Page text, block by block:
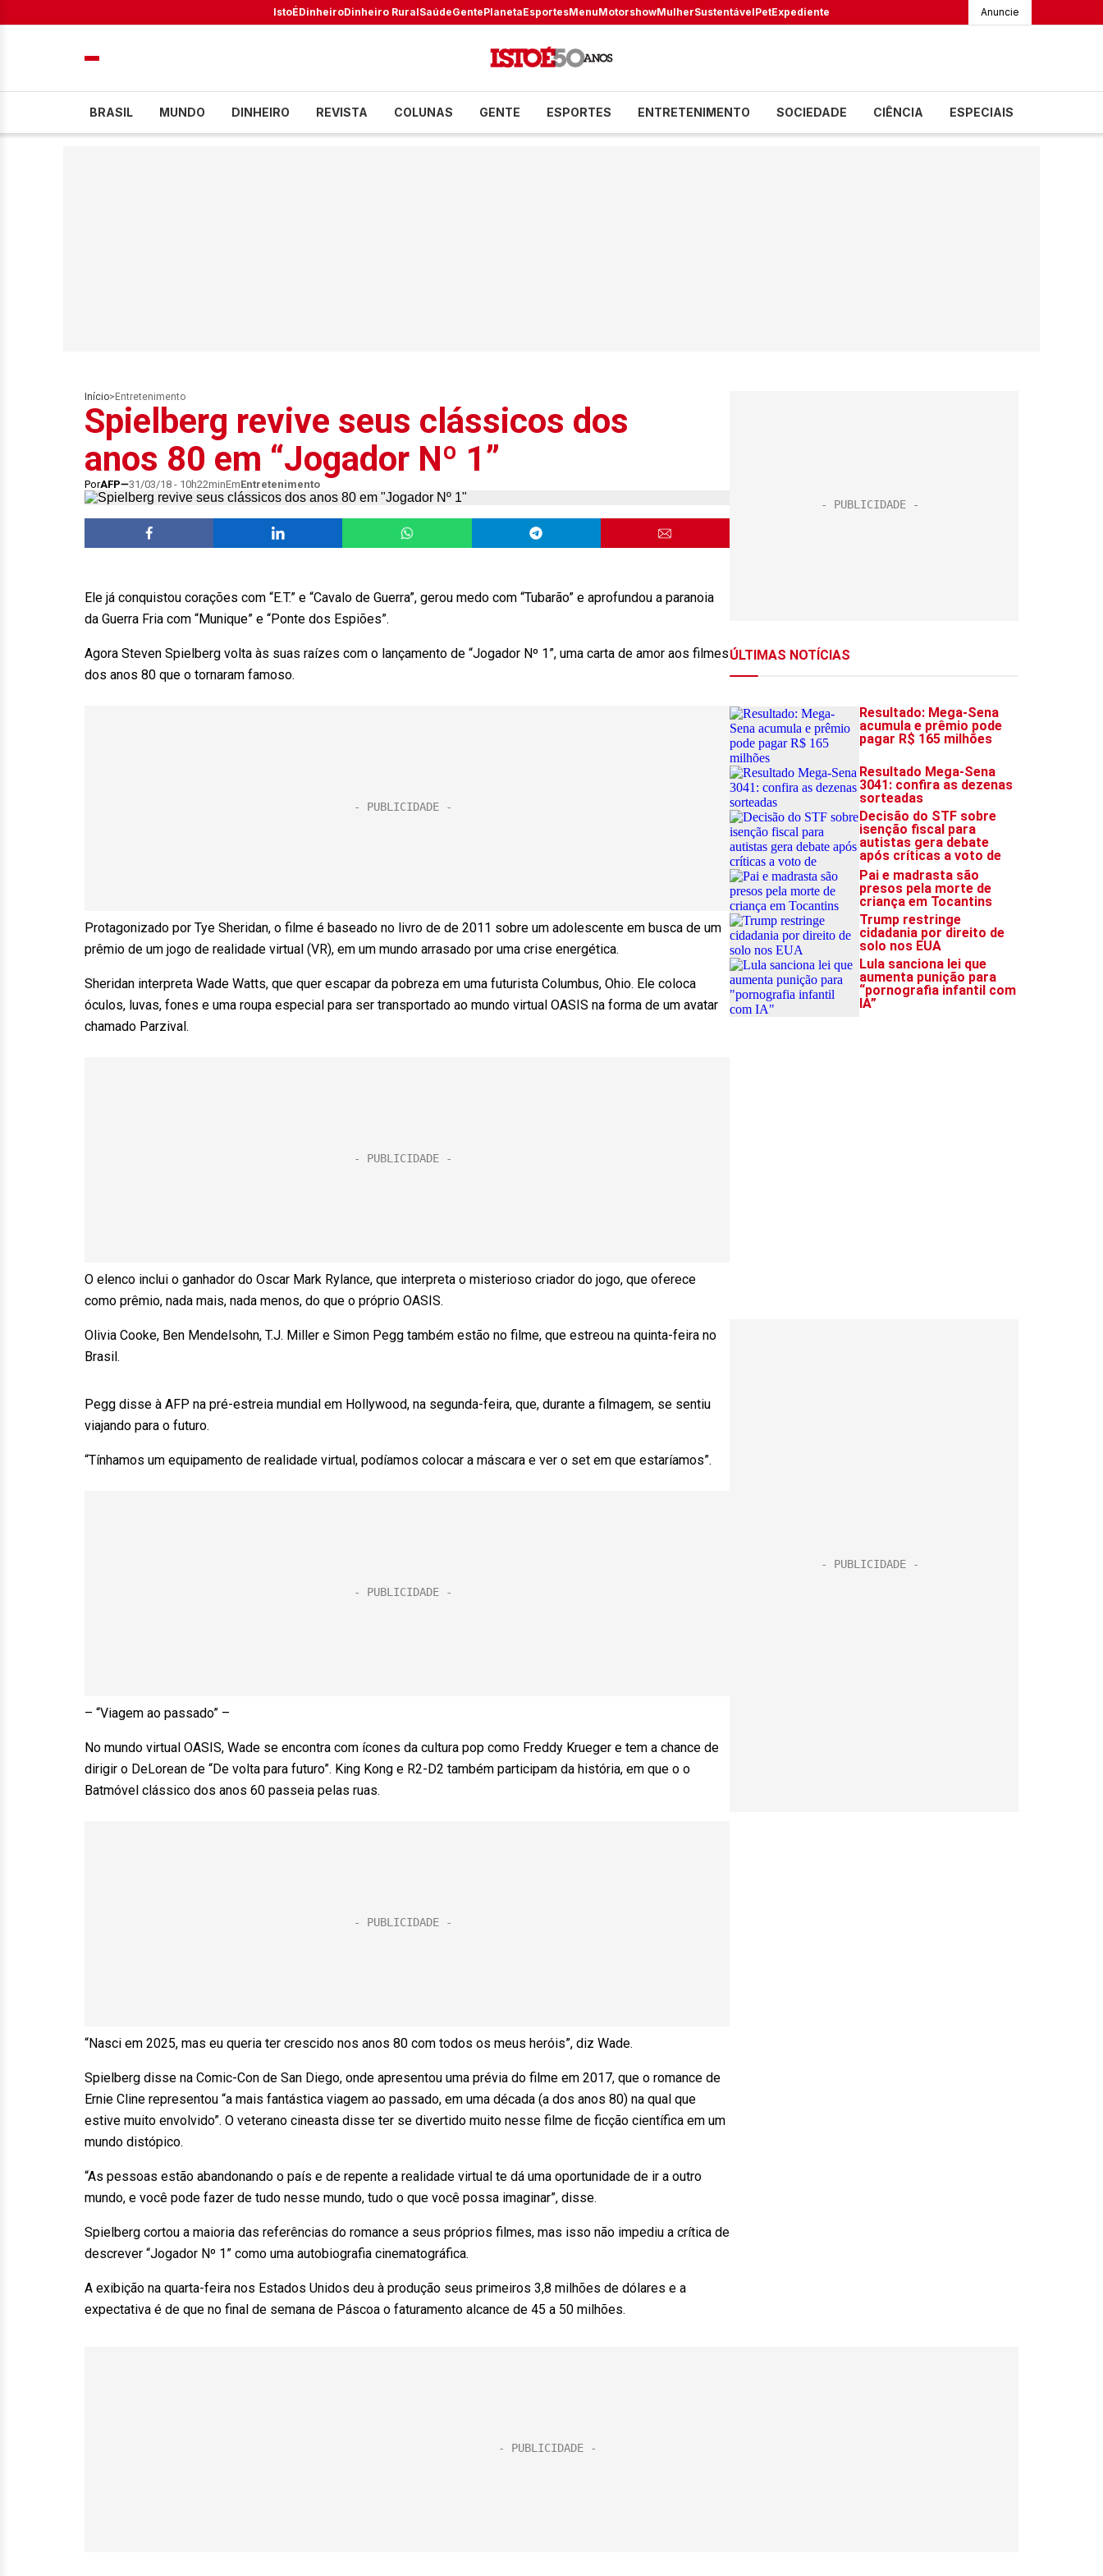
IstoÉDinheiroDinheiro RuralSaúdeGentePlanetaEsportesMenuMotorshowMulherSustentávelPetExpediente Anuncie
BRASIL MUNDO DINHEIRO REVISTA COLUNAS GENTE ESPORTES ENTRETENIMENTO SOCIEDADE CIÊNCIA ESPECIAIS
Início> Entretenimento
Spielberg revive seus clássicos dos
anos 80 em “Jogador Nº 1”
PorAFP 31/03/18 - 10h22minEmEntretenimento
Ele já conquistou corações com “E.T.” e “Cavalo de Guerra”, gerou medo com “Tubarão” e aprofundou a paranoia
da Guerra Fria com “Munique” e “Ponte dos Espiões”.
Agora Steven Spielberg volta às suas raízes com o lançamento de “Jogador Nº 1”, uma carta de amor aos filmes
dos anos 80 que o tornaram famoso.
Protagonizado por Tye Sheridan, o filme é baseado no livro de de 2011 sobre um adolescente em busca de um
prêmio de um jogo de realidade virtual (VR), em um mundo arrasado por uma crise energética.
Sheridan interpreta Wade Watts, que quer escapar da pobreza em uma futurista Columbus, Ohio. Ele coloca
óculos, luvas, fones e uma roupa especial para ser transportado ao mundo virtual OASIS na forma de um avatar
chamado Parzival.
O elenco inclui o ganhador do Oscar Mark Rylance, que interpreta o misterioso criador do jogo, que oferece
como prêmio, nada mais, nada menos, do que o próprio OASIS.
Olivia Cooke, Ben Mendelsohn, T.J. Miller e Simon Pegg também estão no filme, que estreou na quinta-feira no
Brasil.
Pegg disse à AFP na pré-estreia mundial em Hollywood, na segunda-feira, que, durante a filmagem, se sentiu
viajando para o futuro.
“Tínhamos um equipamento de realidade virtual, podíamos colocar a máscara e ver o set em que estaríamos”.
– “Viagem ao passado” –
No mundo virtual OASIS, Wade se encontra com ícones da cultura pop como Freddy Krueger e tem a chance de
dirigir o DeLorean de “De volta para futuro”. King Kong e R2-D2 também participam da história, em que o o
Batmóvel clássico dos anos 60 passeia pelas ruas.
“Nasci em 2025, mas eu queria ter crescido nos anos 80 com todos os meus heróis”, diz Wade.
Spielberg disse na Comic-Con de San Diego, onde apresentou uma prévia do filme em 2017, que o romance de
Ernie Cline representou “a mais fantástica viagem ao passado, em uma década (a dos anos 80) na qual que
estive muito envolvido”. O veterano cineasta disse ter se divertido muito nesse filme de ficção científica em um
mundo distópico.
“As pessoas estão abandonando o país e de repente a realidade virtual te dá uma oportunidade de ir a outro
mundo, e você pode fazer de tudo nesse mundo, tudo o que você possa imaginar”, disse.
Spielberg cortou a maioria das referências do romance a seus próprios filmes, mas isso não impediu a crítica de
descrever “Jogador Nº 1” como uma autobiografia cinematográfica.
A exibição na quarta-feira nos Estados Unidos deu à produção seus primeiros 3,8 milhões de dólares e a
expectativa é de que no final de semana de Páscoa o faturamento alcance de 45 a 50 milhões.